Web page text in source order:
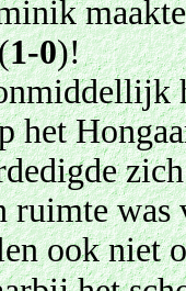
1-0)!
het
ruimte was
ook niet